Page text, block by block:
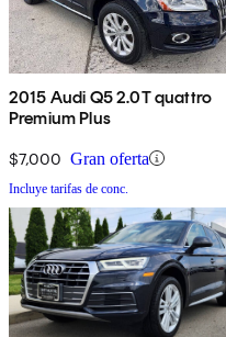
2015 Audi Q5 2.0T quattro
Premium Plus
$7,000 Gran oferta
Incluye tarifas de conc.